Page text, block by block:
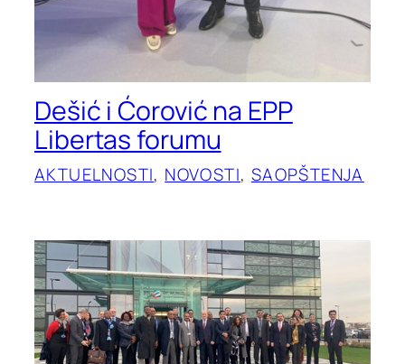
Dešić i Ćorović na EPP
Libertas forumu
AKTUELNOSTI, NOVOSTI, SAOPŠTENJA